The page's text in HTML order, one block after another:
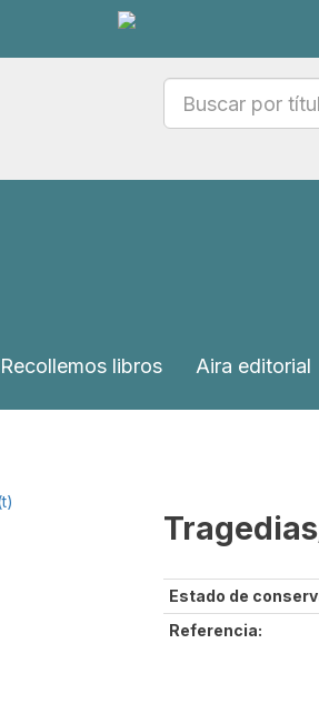
Recollemos libros Aira editorial
Estado de
Referencia: